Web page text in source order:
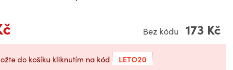
Bez kódu 173 Kč
do košíku kliknutím na kód LETO20